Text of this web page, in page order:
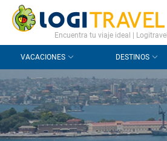
CONTACTO PREGUNTAS FRECUENTES
Encuentra tu viaje ideal | Logitravel
VACACIONES DESTINOS